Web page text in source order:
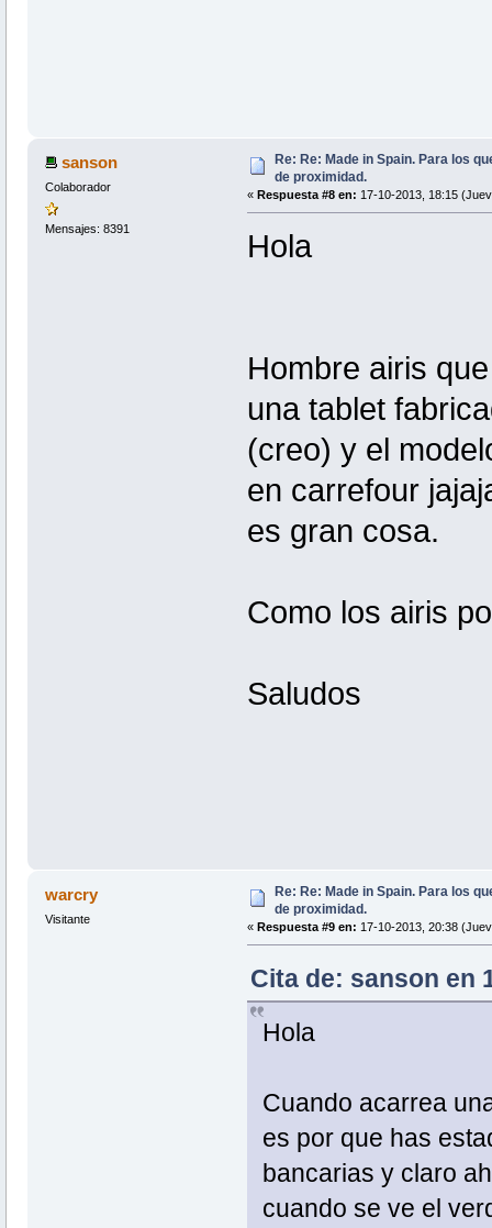
sanson
Colaborador
Mensajes: 8391
Re: Re: Made in Spain. Para los
de proximidad.
« Respuesta #8 en: 17-10-2013, 18:15
Hola
Hombre airis
una tablet
(creo) y el
en carrefour
es gran cosa.
Como los airis
Saludos
warcry
Visitante
Re: Re: Made in Spain. Para los
de proximidad.
« Respuesta #9 en: 17-10-2013, 20:38
Cita de: sanson en
Hola
Cuando acarrea
es por que has
bancarias y claro
cuando se ve el